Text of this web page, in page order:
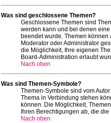
Was sind geschlossene Themen?
Geschlossene Themen sind
werden kann und bei denen
beendet wurde. Themen
Moderator oder Administrator
die Möglichkeit, Ihre eigenen
Board-Administration erlaubt
Nach oben
Was sind Themen-Symbole?
Themen-Symbole sind vom
Thema in Verbindung stehen
können. Die Möglichkeit,
Ihren Berechtigungen ab, die
Nach oben